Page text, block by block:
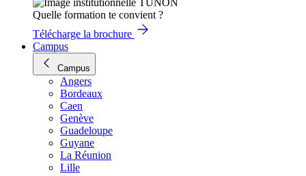
Quelle formation te convient ?
Télécharge la brochure
Campus
Campus
Angers
Bordeaux
Caen
Genève
Guadeloupe
Guyane
La Réunion
Lille